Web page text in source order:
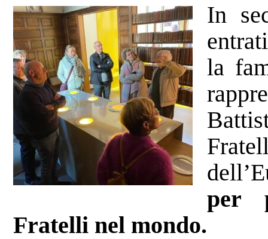
In
la
per
Fratelli nel mondo.